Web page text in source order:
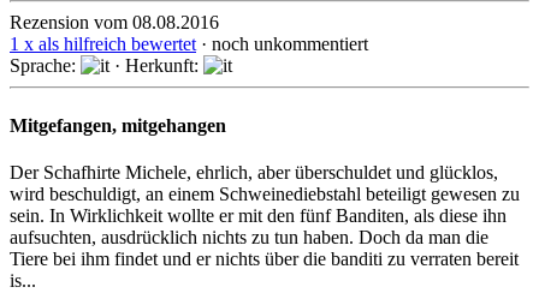
Rezension vom 08.08.2016
1 x als hilfreich bewertet· noch unkommentiert
Sprache:
· Herkunft:
Mitgefangen, mitgehangen
Der Schafhirte Michele, ehrlich, aber überschuldet und glücklos,
wird beschuldigt, an einem Schweine­dieb­stahl beteiligt gewesen zu
sein. In Wirklich­keit wollte er mit den fünf Banditen, als diese ihn
aufsuchten, aus­drück­lich nichts zu tun haben. Doch da man die
Tiere bei ihm findet und er nichts über die banditi zu verraten bereit
is...